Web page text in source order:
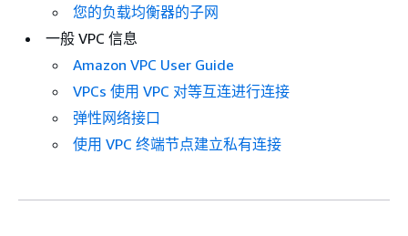
您的负载均衡器的子网
一般 VPC 信息
Amazon VPC User Guide
VPCs 使用 VPC 对等互连进行连接
弹性网络接口
使用 VPC 终端节点建立私有连接